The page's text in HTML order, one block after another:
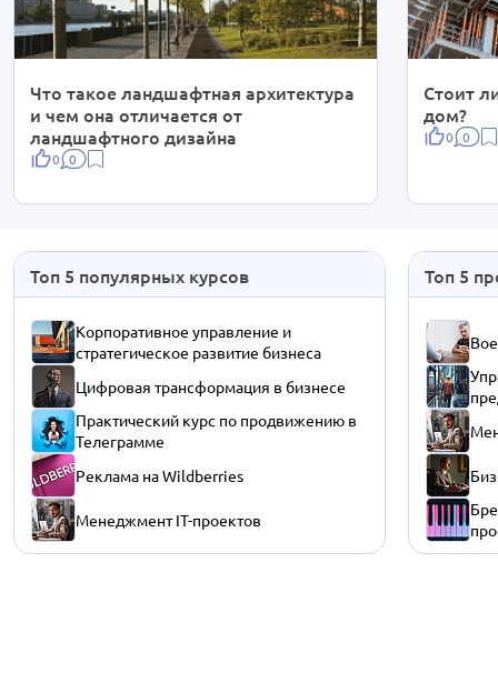
Что такое ландшафтная архитектура
и чем она отличается от
ландшафтного дизайна
0 0
Стоит
дом?
0 0
Топ 5 популярных курсов
Корпоративное управление и
стратегическое развитие бизнеса
Цифровая трансформация в бизнесе
Практический курс по продвижению в
Телеграмме
Реклама на Wildberries
Менеджмент IT-проектов
Топ 5